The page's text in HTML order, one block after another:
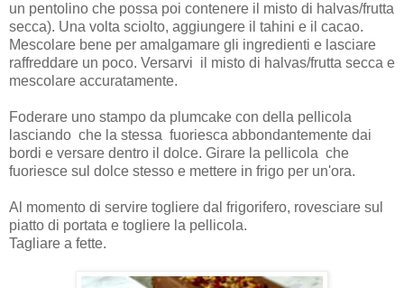
un pentolino che possa poi contenere il misto di halvas/frutta
secca). Una volta sciolto, aggiungere il tahini e il cacao.
Mescolare bene per amalgamare gli ingredienti e lasciare
raffreddare un poco. Versarvi il misto di halvas/frutta secca e
mescolare accuratamente.
Foderare uno stampo da plumcake con della pellicola
lasciando che la stessa fuoriesca abbondantemente dai
bordi e versare dentro il dolce. Girare la pellicola che
fuoriesce sul dolce stesso e mettere in frigo per un'ora.
Al momento di servire togliere dal frigorifero, rovesciare sul
piatto di portata e togliere la pellicola.
Tagliare a fette.